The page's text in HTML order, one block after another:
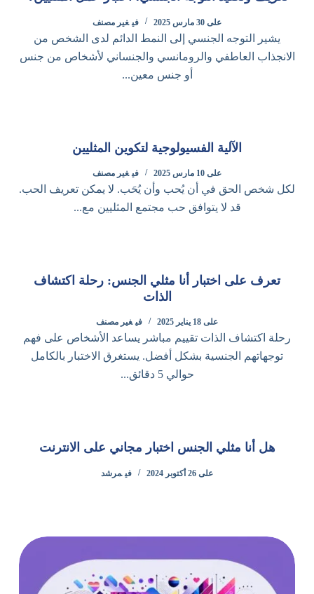
على 30 مارس 2025 في غير مصنف
يشير التوجه الجنسي إلى النمط الدائم لدى الشخص من
الانجذاب العاطفي والرومانسي والجنساني لأشخاص من جنس
أو جنس معين...
الآلية الفسيولوجية لتكوين المثليين
على 10 مارس 2025 في غير مصنف
لكل شخص الحق في أن يُحب وأن يُحَب. لا يمكن تعريف الحب.
قد لا يتوافق حب مجتمع المثليين مع...
تعرف على اختبار أنا مثلي الجنس: رحلة اكتشاف
الذات
على 18 يناير 2025 في غير مصنف
رحلة اكتشاف الذات تقييم مباشر يساعد الأشخاص على فهم
توجهاتهم الجنسية بشكل أفضل. يستغرق الاختبار بالكامل
حوالي 5 دقائق...
هل أنا مثلي الجنس اختبار مجاني على الانترنت
على 26 أكتوبر 2024 في مرشد